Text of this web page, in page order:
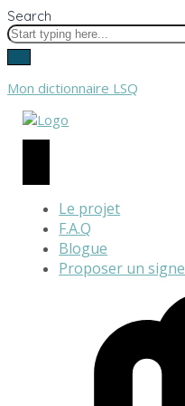
Search
Mon dictionnaire LSQ
Le projet
F.A.Q
Blogue
Proposer un signe